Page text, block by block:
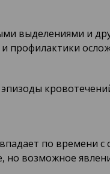
выделениями и
профилактики
по
но возможное